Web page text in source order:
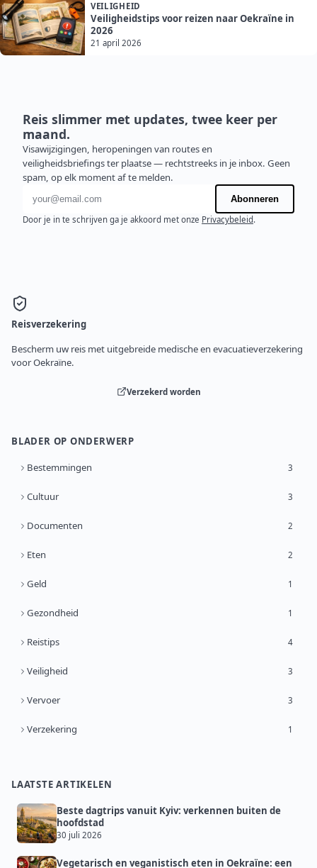
VEILIGHEID
Veiligheidstips voor reizen naar Oekraïne in
2026
21 april 2026
Reis slimmer met updates, twee keer per
maand.
Visawijzigingen, heropeningen van routes en
veiligheidsbriefings ter plaatse — rechtstreeks in je inbox. Geen
spam, op elk moment af te melden.
E-mailadres
Abonneren
Door je in te schrijven ga je akkoord met onze Privacybeleid.
Reisverzekering
Bescherm uw reis met uitgebreide medische en evacuatieverzekering
voor Oekraïne.
Verzekerd worden
BLADER OP ONDERWERP
Bestemmingen 3
Cultuur 3
Documenten 2
Eten 2
Geld 1
Gezondheid 1
Reistips 4
Veiligheid 3
Vervoer 3
Verzekering 1
LAATSTE ARTIKELEN
Beste dagtrips vanuit Kyiv: verkennen buiten de
hoofdstad
30 juli 2026
Vegetarisch en veganistisch eten in Oekraïne: een